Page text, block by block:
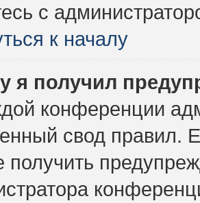
с
к началу
я получил
конференции
свод правил.
получить